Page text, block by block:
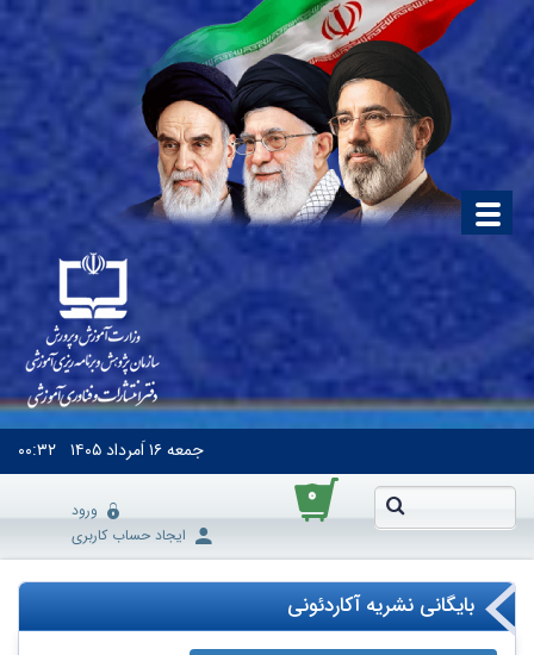
جمعه۱۶ اَمرداد ۱۴۰۵ ۰۰:۳۲
۰
ورود
ایجاد حساب کاربری
بایگانی نشریه آکاردئونی